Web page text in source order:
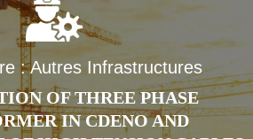
: Autres Infrastructures
OF THREE PHASE
IN CDENO AND